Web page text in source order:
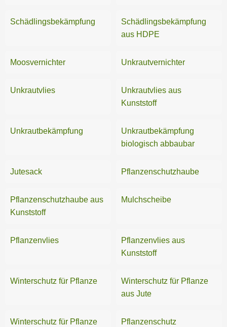
Schwimmbecken
Sonnenschutz
Spielplatz
Schädlingsbekämpfung
Schädlingsbekämpfung
aus HDPE
Moosvernichter Unkrautvernichter
Unkrautvlies
Unkrautvlies aus
Kunststoff
Unkrautbekämpfung
Unkrautbekämpfung
biologisch abbaubar
Jutesack Pflanzenschutzhaube
Pflanzenschutzhaube aus
Kunststoff
Mulchscheibe
Pflanzenvlies
Pflanzenvlies aus
Kunststoff
Winterschutz für Pflanze
Winterschutz für Pflanze
aus Jute
Winterschutz für Pflanze
Pflanzenschutz